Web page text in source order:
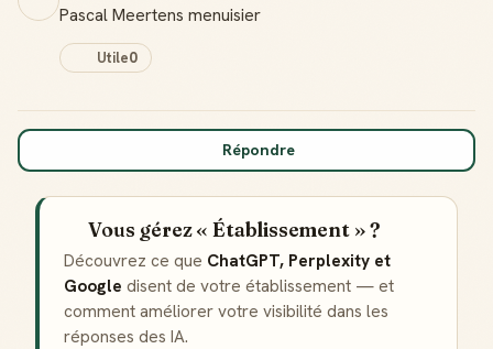
Pascal Meertens menuisier
Utile0
Répondre
Vous gérez « Établissement » ?
Découvrez ce que ChatGPT, Perplexity et
Google disent de votre établissement — et
comment améliorer votre visibilité dans les
réponses des IA.